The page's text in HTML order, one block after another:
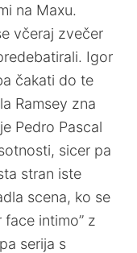
na Maxu.
včeraj zvečer
Igor
čakati do te
Ramsey zna
Pedro Pascal
sicer pa
stran iste
scena, ko se
face intimo” z
serija s